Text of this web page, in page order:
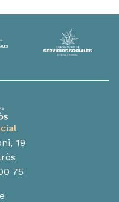
19
75